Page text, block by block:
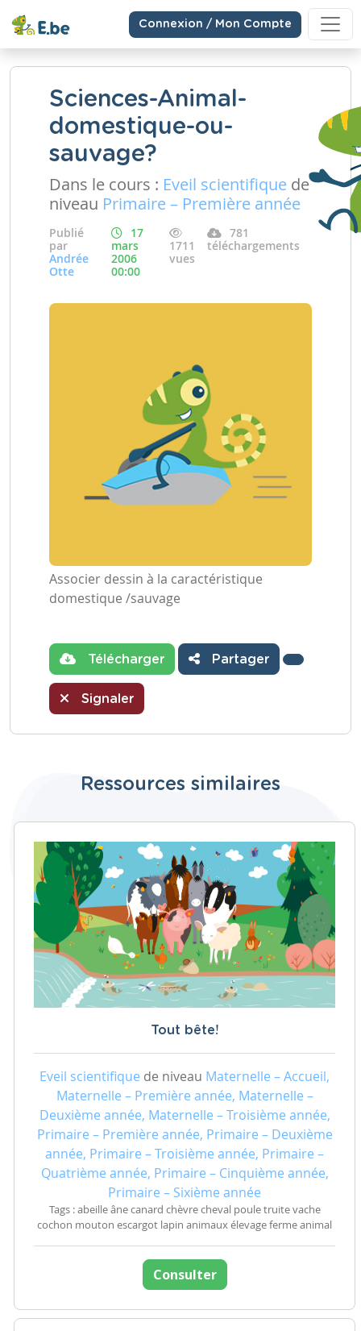
Connexion / Mon Compte
Sciences-Animal-
domestique-ou-
sauvage?
Dans le cours : Eveil scientifique de
niveau Primaire – Première année
Publié
par
Andrée
Otte
17
mars
2006
00:00
1711
vues
781
téléchargements
Associer dessin à la caractéristique
domestique /sauvage
Télécharger Partager
Signaler
Ressources similaires
Tout bête!
Eveil scientifique de niveau Maternelle – Accueil,
Maternelle – Première année, Maternelle –
Deuxième année, Maternelle – Troisième année,
Primaire – Première année, Primaire – Deuxième
année, Primaire – Troisième année, Primaire –
Quatrième année, Primaire – Cinquième année,
Primaire – Sixième année
Tags : abeille âne canard chèvre cheval poule truite vache
cochon mouton escargot lapin animaux élevage ferme animal
Consulter